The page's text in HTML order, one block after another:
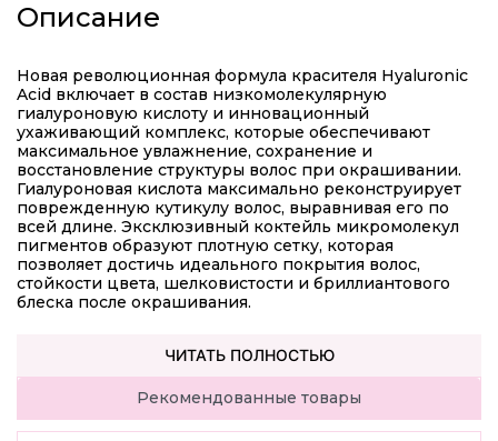
Описание
Новая революционная формула красителя Hyaluronic
Acid включает в состав низкомолекулярную
гиалуроновую кислоту и инновационный
ухаживающий комплекс, которые обеспечивают
максимальное увлажнение, сохранение и
восстановление структуры волос при окрашивании.
Гиалуроновая кислота максимально реконструирует
поврежденную кутикулу волос, выравнивая его по
всей длине. Эксклюзивный коктейль микромолекул
пигментов образуют плотную сетку, которая
позволяет достичь идеального покрытия волос,
стойкости цвета, шелковистости и бриллиантового
блеска после окрашивания.
ЧИТАТЬ ПОЛНОСТЬЮ
Рекомендованные товары